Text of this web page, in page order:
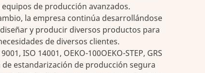
de producción avanzados.
la empresa continúa desarrollándose
y producir diversos productos para
de diversos clientes.
ISO 14001, OEKO-100OEKO-STEP, GRS
de estandarización de producción segura